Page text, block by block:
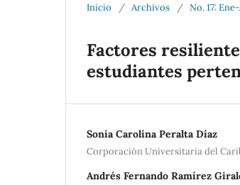
Inicio / Archivos / No. 17:
Factores
estudiantes
Sonia Carolina Peralta Díaz
Corporación Universitaria del
Andrés Fernando Ramírez